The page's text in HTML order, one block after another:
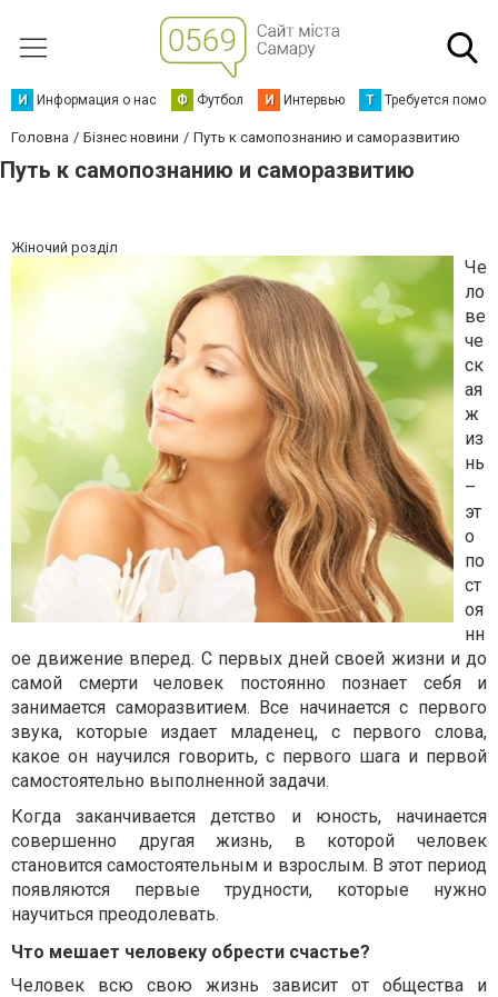
И Информация о нас Ф Футбол И Интервью Т Требуется
Головна Бізнес новини Путь к самопознанию и саморазвитию
Путь к самопознанию и саморазвитию
Жіночий розділ
Че
ло
ве
че
ск
ая
ж
из
нь
–
эт
о
по
ст
оя
нн
ое движение вперед. С первых дней своей жизни и до
самой смерти человек постоянно познает себя и
занимается саморазвитием. Все начинается с первого
звука, которые издает младенец, с первого слова,
какое он научился говорить, с первого шага и первой
самостоятельно выполненной задачи.
Когда заканчивается детство и юность, начинается
совершенно другая жизнь, в которой человек
становится самостоятельным и взрослым. В этот период
появляются первые трудности, которые нужно
научиться преодолевать.
Что мешает человеку обрести счастье?
Человек всю свою жизнь зависит от общества и